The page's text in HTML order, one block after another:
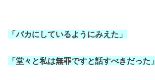
「バカにしているようにみえた」
「堂々と私は無罪ですと話すべきだった」